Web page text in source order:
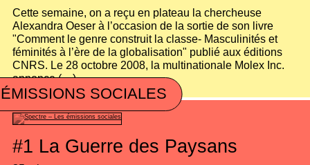
Cette semaine, on a reçu en plateau la chercheuse
Alexandra Oeser à l’occasion de la sortie de son livre
"Comment le genre construit la classe- Masculinités et
féminités à l’ère de la globalisation" publié aux éditions
CNRS. Le 28 octobre 2008, la multinationale Molex Inc.
annonce (…)
SOCIALES
#1 La Guerre des Paysans